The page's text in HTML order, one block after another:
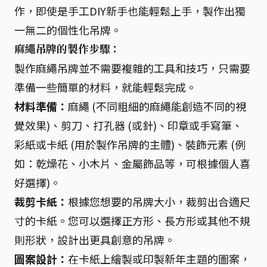
作，即使是手工DIY新手也能輕鬆上手，製作出獨
一無二的個性化吊牌。
麻繩吊牌的製作步驟：
製作麻繩吊牌並不需要複雜的工具和技巧，只需要
準備一些簡單的材料，就能輕鬆完成。
材料準備： 麻繩 (不同粗細的麻繩能創造不同的視
覺效果)、剪刀、打孔器 (或針)、印章或手寫筆、
彩紙或卡紙 (用於製作吊牌的主體)、裝飾元素 (例
如：乾燥花、小木片、金屬飾品等，可根據個人喜
好選擇)。
裁剪卡紙： 根據您想要的吊牌大小，裁剪出合適尺
寸的卡紙。您可以選擇正方形、長方形或其他不規
則形狀，設計出更具創意的吊牌。
圖案設計： 在卡紙上繪製或印製新年主題的圖案，